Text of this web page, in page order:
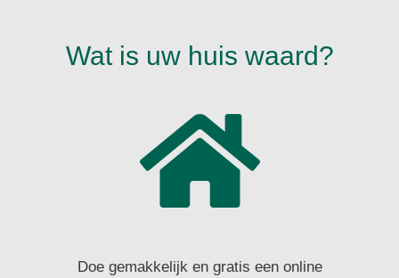
Wat is uw huis waard?
Doe gemakkelijk en gratis een online